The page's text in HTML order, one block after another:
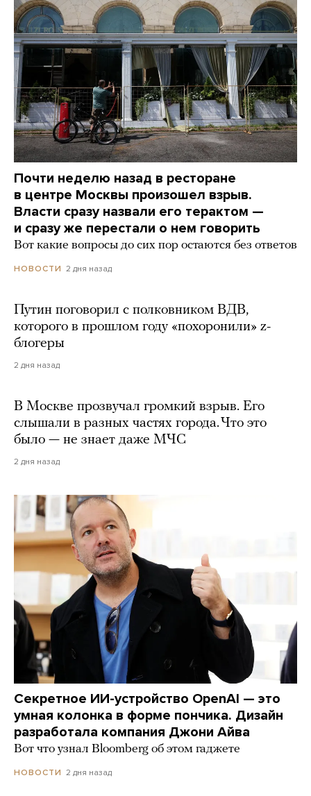
Почти неделю назад в ресторане
в центре Москвы произошел взрыв.
Власти сразу назвали его терактом —
и сразу же перестали о нем говорить
Вот какие вопросы до сих пор остаются без ответов
НОВОСТИ 2 дня назад
Путин поговорил с полковником ВДВ,
которого в прошлом году «похоронили» z-
блогеры
2 дня назад
В Москве прозвучал громкий взрыв. Его
слышали в разных частях города. Что это
было — не знает даже МЧС
2 дня назад
Секретное ИИ-устройство OpenAI — это
умная колонка в форме пончика. Дизайн
разработала компания Джони Айва
Вот что узнал Bloomberg об этом гаджете
НОВОСТИ 2 дня назад